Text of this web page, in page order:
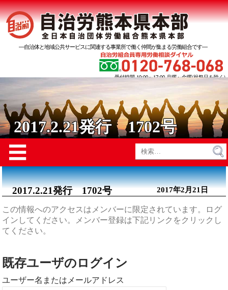
―自治体と地域公共サービスに関連する事業所で働く仲間が集まる労働組合です―
受付時間 10:00～17:00 月曜～金曜(祝祭日を除く)
2017.2.21発行 1702号
☰
検
索:
2017.2.21発行 1702号 2017年2月21日
この情報へのアクセスはメンバーに限定されています。ログ
インしてください。メンバー登録は下記リンクをクリックし
てください。
既存ユーザのログイン
ユーザー名またはメールアドレス